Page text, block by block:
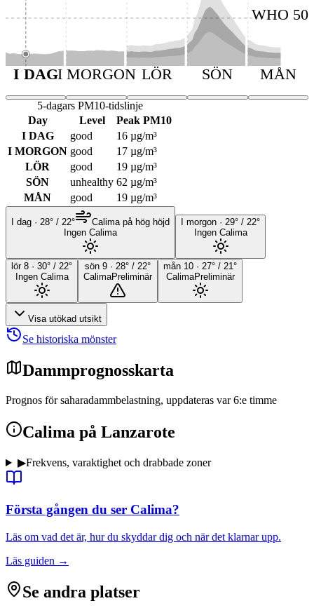
I DAGI MORGON LÖR SÖN MÅN
WHO 50
5-dagars PM10-tidslinje
Day
Level
Peak PM10
I DAG
good 16 µg/m³
I MORGON good 17 µg/m³
LÖR
good 19 µg/m³
SÖN
unhealthy 62 µg/m³
MÅN
good 19 µg/m³
I dag · 28° / 22°
Calima på hög höjd
Ingen Calima
I morgon · 29° / 22°
Ingen Calima
lör 8 · 30° / 22°
Ingen Calima
sön 9 · 28° / 22°
CalimaPreliminär
mån 10 · 27° / 21°
CalimaPreliminär
Visa utökad utsikt
Se historiska mönster
Dammprognosskarta
Prognos för saharadammbelastning, uppdateras var 6:e timme
Calima på Lanzarote
▶Frekvens, varaktighet och drabbade zoner
Första gången du ser Calima?
Läs om vad det är, hur du skyddar dig och när det klarnar upp.
Läs guiden →
Se andra platser